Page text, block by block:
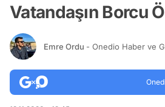
Vatandaşın Borcu
Emre Ordu - Onedio Haber ve